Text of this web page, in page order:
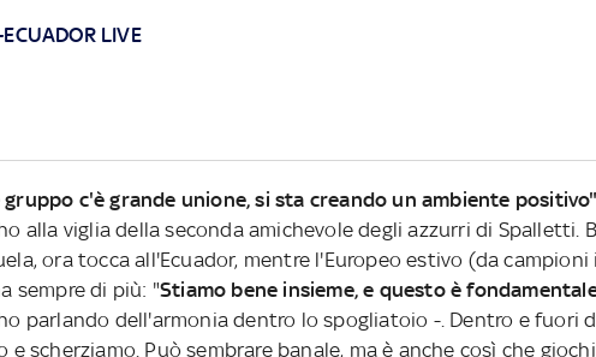
LIVE
gruppo c'è grande unione, si sta creando un ambiente
alla viglia della seconda amichevole degli azzurri di Spalletti.
ora tocca all'Ecuador, mentre l'Europeo estivo (da campioni
sempre di più: "Stiamo bene insieme, e questo è
parlando dell'armonia dentro lo spogliatoio -. Dentro e fuori
e scherziamo. Può sembrare banale, ma è anche così che